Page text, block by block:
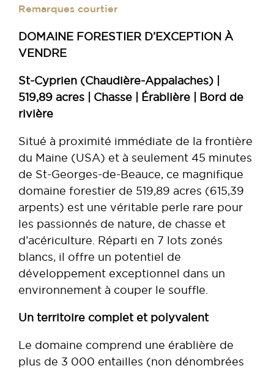
Remarques courtier
DOMAINE FORESTIER D’EXCEPTION À
VENDRE
St-Cyprien (Chaudière-Appalaches) |
519,89 acres | Chasse | Érablière | Bord de
rivière
Situé à proximité immédiate de la frontière
du Maine (USA) et à seulement 45 minutes
de St-Georges-de-Beauce, ce magnifique
domaine forestier de 519,89 acres (615,39
arpents) est une véritable perle rare pour
les passionnés de nature, de chasse et
d’acériculture. Réparti en 7 lots zonés
blancs, il offre un potentiel de
développement exceptionnel dans un
environnement à couper le souffle.
Un territoire complet et polyvalent
Le domaine comprend une érablière de
plus de 3 000 entailles (non dénombrées